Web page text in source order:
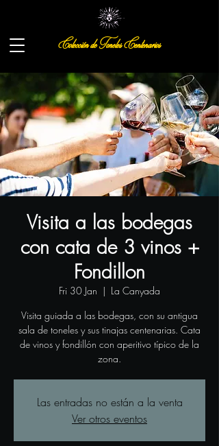
Colección de Toneles Centenarios
Visita a las bodegas
con cata de 3 vinos +
Fondillon
Fri 30 Jan
  |
La Canyada
Visita guiada a las bodegas, con su antigua
sala de toneles y sus tinajas centenarias. Cata
de vinos y fondillón con aperitivo típico de la
zona.
Las entradas no están a la venta
Ver otros eventos